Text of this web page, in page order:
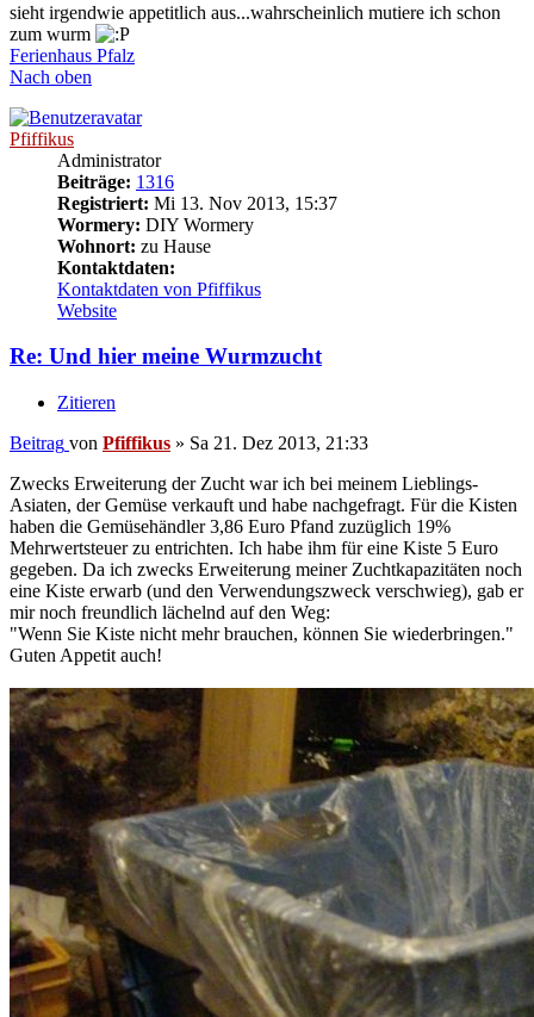
sieht irgendwie appetitlich aus...wahrscheinlich mutiere ich schon
zum wurm
Ferienhaus Pfalz
Nach oben
Pfiffikus
Administrator
Beiträge: 1316
Registriert: Mi 13. Nov 2013, 15:37
Wormery: DIY Wormery
Wohnort: zu Hause
Kontaktdaten:
Kontaktdaten von Pfiffikus
Website
Re: Und hier meine Wurmzucht
Zitieren
Beitrag von Pfiffikus » Sa 21. Dez 2013, 21:33
Zwecks Erweiterung der Zucht war ich bei meinem Lieblings-
Asiaten, der Gemüse verkauft und habe nachgefragt. Für die Kisten
haben die Gemüsehändler 3,86 Euro Pfand zuzüglich 19%
Mehrwertsteuer zu entrichten. Ich habe ihm für eine Kiste 5 Euro
gegeben. Da ich zwecks Erweiterung meiner Zuchtkapazitäten noch
eine Kiste erwarb (und den Verwendungszweck verschwieg), gab er
mir noch freundlich lächelnd auf den Weg:
"Wenn Sie Kiste nicht mehr brauchen, können Sie wiederbringen."
Guten Appetit auch!